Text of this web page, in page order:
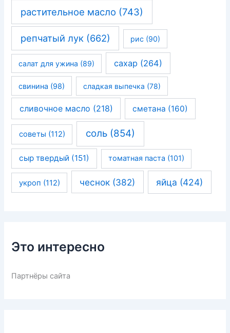
растительное масло (743)
репчатый лук(662) рис (90)
салат для ужина (89) сахар (264)
свинина (98) сладкая выпечка (78)
сливочное масло (218) сметана (160)
советы (112) соль(854)
сыр твердый (151) томатная паста (101)
укроп (112) чеснок (382) яйца (424)
Это интересно
Партнёры сайта